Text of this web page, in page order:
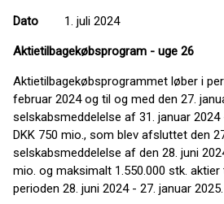
Dato 1. juli 2024
Aktietilbagekøbsprogram - uge 26
Aktietilbagekøbsprogrammet løber i
februar 2024 og til og med den 27.
selskabsmeddelelse af 31. januar
DKK 750 mio., som blev afsluttet den
selskabsmeddelelse af den 28. juni
mio. og maksimalt 1.550.000 stk.
perioden 28. juni 2024 - 27. januar 2025.